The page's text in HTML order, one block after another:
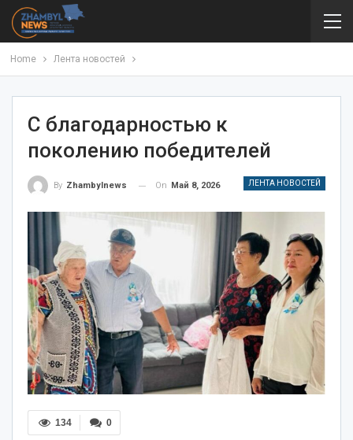
Home Лента новостей
С благодарностью к
поколению победителей
ЛЕНТА НОВОСТЕЙ
By Zhambylnews On Май 8, 2026
0
134